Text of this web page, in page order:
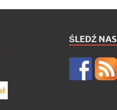
ŚLEDŹ NAS